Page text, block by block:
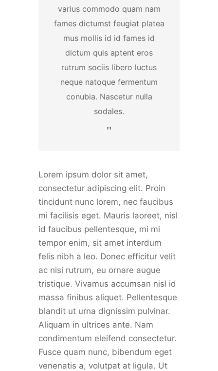
varius commodo quam nam
fames dictumst feugiat platea
mus mollis id id fames id
dictum quis aptent eros
rutrum sociis libero luctus
neque natoque fermentum
conubia. Nascetur nulla
sodales.
Lorem ipsum dolor sit amet,
consectetur adipiscing elit. Proin
tincidunt nunc lorem, nec faucibus
mi facilisis eget. Mauris laoreet, nisl
id faucibus pellentesque, mi mi
tempor enim, sit amet interdum
felis nibh a leo. Donec efficitur velit
ac nisi rutrum, eu ornare augue
tristique. Vivamus accumsan nisl id
massa finibus aliquet. Pellentesque
blandit ut urna dignissim pulvinar.
Aliquam in ultrices ante. Nam
condimentum eleifend consectetur.
Fusce quam nunc, bibendum eget
venenatis a, volutpat at ligula. Ut